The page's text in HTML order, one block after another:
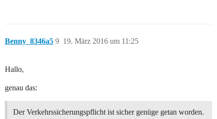
Benny_8346a5 19. März 2016 um 11:25
9
Hallo,
genau das:
Der Verkehrssicherungspflicht ist sicher genüge getan worden.